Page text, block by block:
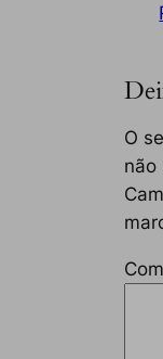
O
não